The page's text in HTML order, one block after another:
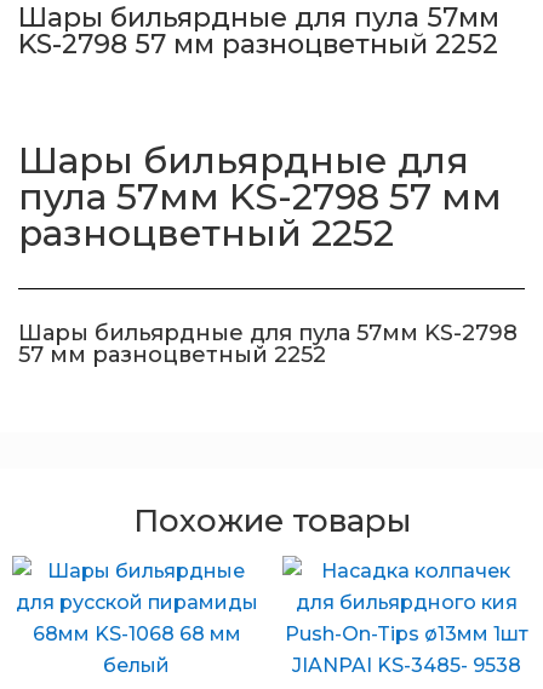
57
мм
Шары бильярдные для пула 57мм
KS-2798 57 мм разноцветный 2252
Шары бильярдные для
пула 57мм KS-2798 57 мм
разноцветный 2252
Шары бильярдные для пула 57мм KS-2798
57 мм разноцветный 2252
Похожие товары